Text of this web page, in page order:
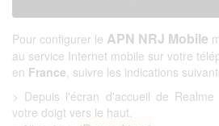
Pour configurer le APN NRJ Mobile
au service Internet mobile sur votre
en France, suivre les indications
> Depuis l'écran d'accueil de
votre doigt vers le haut.